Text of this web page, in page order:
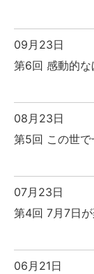
09月23日
第6回 感動的
08月23日
第5回 この世で
07月23日
第4回 7月7日
06月21日